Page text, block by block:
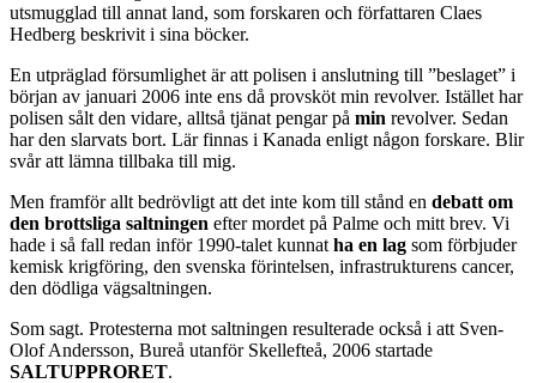
utsmugglad till annat land, som forskaren och författaren Claes
Hedberg beskrivit i sina böcker.
En utpräglad försumlighet är att polisen i anslutning till ”beslaget” i
början av januari 2006 inte ens då provsköt min revolver. Istället har
polisen sålt den vidare, alltså tjänat pengar på min revolver. Sedan
har den slarvats bort. Lär finnas i Kanada enligt någon forskare. Blir
svår att lämna tillbaka till mig.
Men framför allt bedrövligt att det inte kom till stånd en debatt om
den brottsliga saltningen efter mordet på Palme och mitt brev. Vi
hade i så fall redan inför 1990-talet kunnat ha en lag som förbjuder
kemisk krigföring, den svenska förintelsen, infrastrukturens cancer,
den dödliga vägsaltningen.
Som sagt. Protesterna mot saltningen resulterade också i att Sven-
Olof Andersson, Bureå utanför Skellefteå, 2006 startade
SALTUPPRORET.